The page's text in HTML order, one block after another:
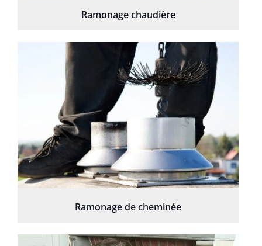
Ramonage chaudière
Ramonage de cheminée